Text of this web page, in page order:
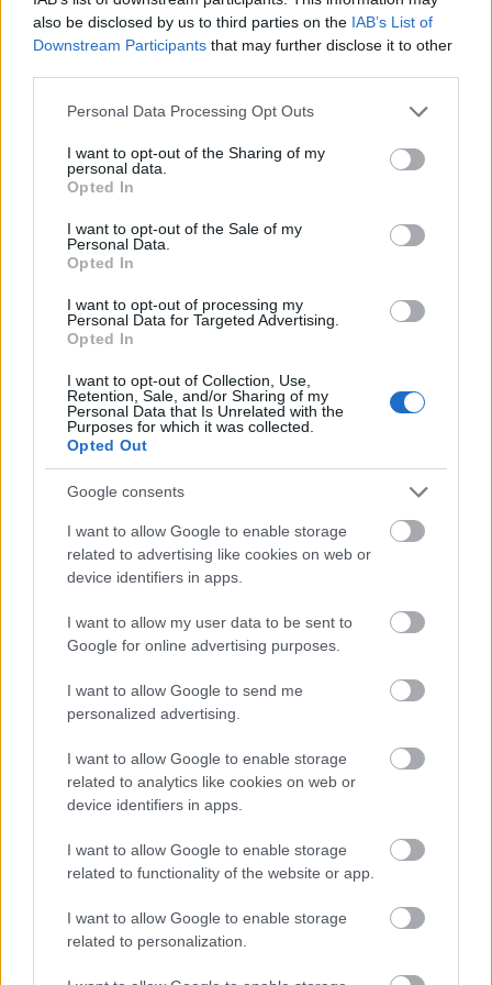
also be disclosed by us to third parties on the IAB’s List of
Downstream Participants that may further disclose it to other
Please note that this website/app uses one or more Google
not limited to your visit or usage behaviour. You may click to
grant or deny consent to Google and its third-party tags to
use your data for below specified purposes in below Google
consent section.
Personal Data Processing Opt Outs
I want to opt-out of the Sharing of my
personal data.
Opted In
I want to opt-out of the Sale of my
Personal Data.
Opted In
I want to opt-out of processing my
Personal Data for Targeted Advertising.
Opted In
I want to opt-out of Collection, Use,
Retention, Sale, and/or Sharing of my
Personal Data that Is Unrelated with the
Purposes for which it was collected.
Opted Out
Google consents
I want to allow Google to enable storage
related to advertising like cookies on web or
device identifiers in apps.
I want to allow my user data to be sent to
Google for online advertising purposes.
I want to allow Google to send me
personalized advertising.
I want to allow Google to enable storage
related to analytics like cookies on web or
device identifiers in apps.
I want to allow Google to enable storage
related to functionality of the website or app.
I want to allow Google to enable storage
related to personalization.
A ghánai születésű Sena Dagadu2002 óta
kirobbanó siker után ismét új albummal jelentkezik.
A Feathers minden dala az énekesnő saját zenei
alapjaiból táplálkozik, a lemezt pedig élőben
rögzítették. A budapesti klubközönség a Café
eddig nem, hiszen Sena nagyzenekari felállásban,
vendégzenészek és különleges show keretében
minden ízében budapesti, gyökerei afrikaiak és az
egész hamisítatlanul rock and roll. A többi legyen
Facebook-eseményitt!
Október 21, szombat - The Bluebay Foxes, Esti
Kornél
A The Bluebay Foxes neve a budapesti underground
indie-rock szcénában már ismerősen cseng. Nem